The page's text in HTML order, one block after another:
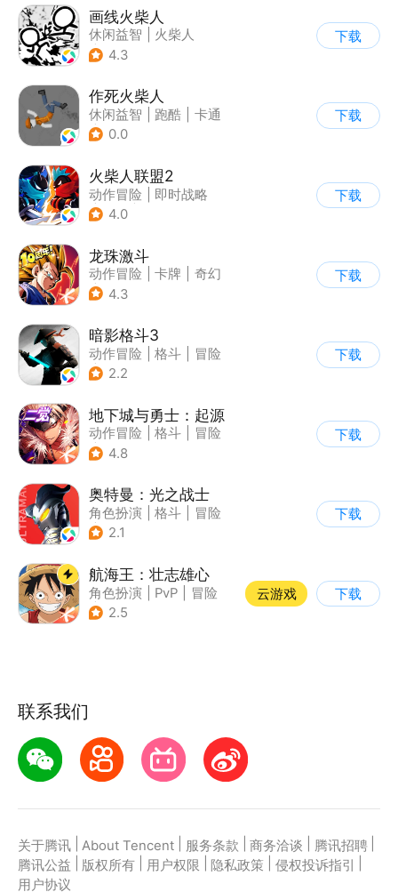
画线火柴人
休闲益智
火柴人
| DIY
4.3
下载
作死火柴人
休闲益智 跑酷
卡通
| 62游戏
0.0
下载
火柴人联盟2
动作冒险
即时战略
| 冒险
4.0
下载
龙珠激斗
动作冒险 卡牌
奇幻
| 龙珠
4.3
下载
暗影格斗3
动作冒险 格斗
冒险
| 暗夜格斗
2.2
下载
地下城与勇士：起源
动作冒险 格斗
冒险
| 地下城与勇士
4.8
下载
奥特曼：光之战士
角色扮演 格斗
冒险
| 童年
2.1
下载
航海王：壮志雄心
角色扮演 PvP
冒险
| 航海
2.5
云游戏 下载
联系我们
关于腾讯 About Tencent 服务条款 商务洽谈 腾讯招聘
腾讯公益
版权所有 用户权限 隐私政策 侵权投诉指引
用户协议